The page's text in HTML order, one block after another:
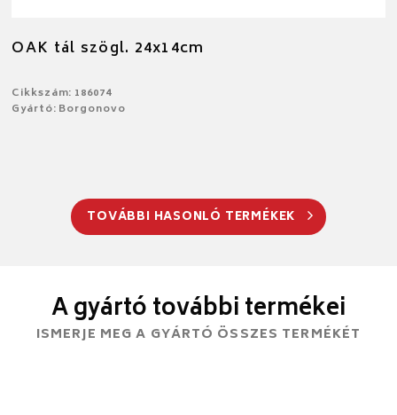
OAK tál szögl. 24x14cm
Cikkszám: 186074
Gyártó: Borgonovo
TOVÁBBI HASONLÓ TERMÉKEK
A gyártó további termékei
ISMERJE MEG A GYÁRTÓ ÖSSZES TERMÉKÉT